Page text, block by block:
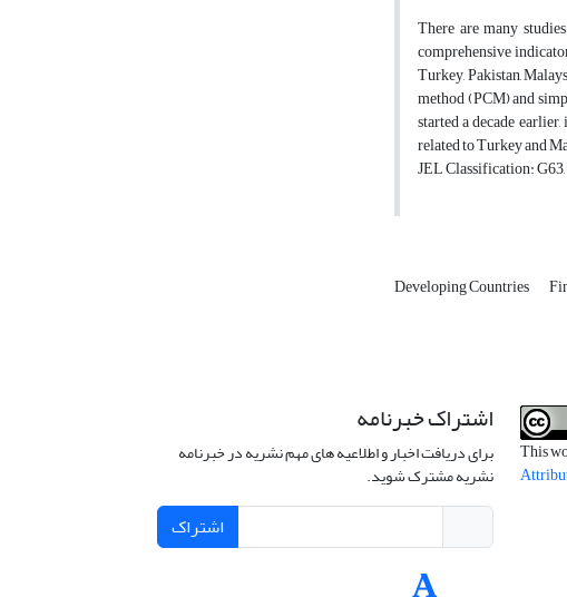
There are many
comprehensive
Turkey, Pakistan,
method (PCM) and
started a decade
related to Turkey and
JEL Classification:
Developing Countries
This
اشتراک خبرنامه
برای دریافت اخبار و اطلاعیه های مهم نشریه در خبرنامه
نشریه مشترک شوید.
اشتراک